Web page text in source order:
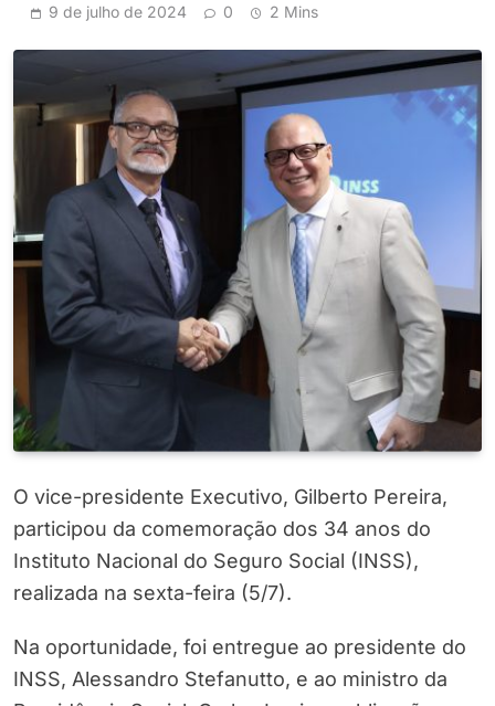
9 de julho de 2024 0 2 Mins
O vice-presidente Executivo, Gilberto Pereira,
participou da comemoração dos 34 anos do
Instituto Nacional do Seguro Social (INSS),
realizada na sexta-feira (5/7).
Na oportunidade, foi entregue ao presidente do
INSS, Alessandro Stefanutto, e ao ministro da